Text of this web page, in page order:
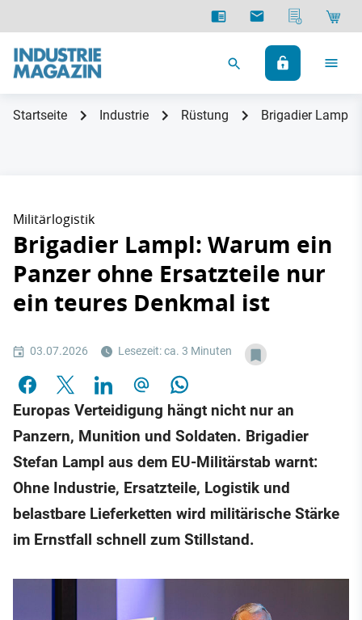
Startseite Industrie Rüstung Brigadier Lampl:
Militärlogistik
Brigadier Lampl: Warum ein
Panzer ohne Ersatzteile nur
ein teures Denkmal ist
03.07.2026 Lesezeit: ca. 3 Minuten
Europas Verteidigung hängt nicht nur an
Panzern, Munition und Soldaten. Brigadier
Stefan Lampl aus dem EU-Militärstab warnt:
Ohne Industrie, Ersatzteile, Logistik und
belastbare Lieferketten wird militärische Stärke
im Ernstfall schnell zum Stillstand.